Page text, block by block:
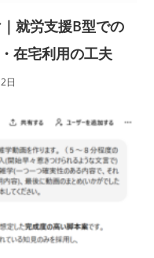
就労支援B型での
在宅利用の工夫
日